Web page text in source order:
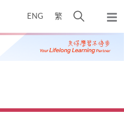
ENG 繁
开
搜
寻
弹
出
主